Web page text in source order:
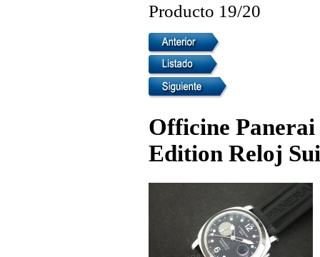
Producto 19/20
Officine
Edition Reloj